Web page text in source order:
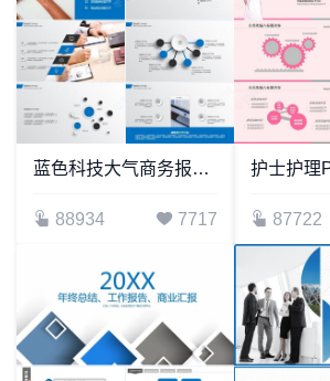
蓝色科技大气商务报告工作汇报PPT模板
88934 7717 87722